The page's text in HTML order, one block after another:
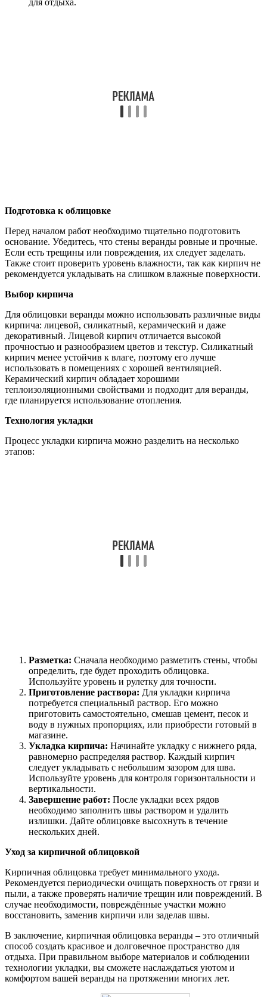
для отдыха.
Подготовка к облицовке
Перед началом работ необходимо тщательно подготовить
основание. Убедитесь, что стены веранды ровные и прочные.
Если есть трещины или повреждения, их следует заделать.
Также стоит проверить уровень влажности, так как кирпич не
рекомендуется укладывать на слишком влажные поверхности.
Выбор кирпича
Для облицовки веранды можно использовать различные виды
кирпича: лицевой, силикатный, керамический и даже
декоративный. Лицевой кирпич отличается высокой
прочностью и разнообразием цветов и текстур. Силикатный
кирпич менее устойчив к влаге, поэтому его лучше
использовать в помещениях с хорошей вентиляцией.
Керамический кирпич обладает хорошими
теплоизоляционными свойствами и подходит для веранды,
где планируется использование отопления.
Технология укладки
Процесс укладки кирпича можно разделить на несколько
этапов:
Разметка: Сначала необходимо разметить стены, чтобы
определить, где будет проходить облицовка.
Используйте уровень и рулетку для точности.
Приготовление раствора: Для укладки кирпича
потребуется специальный раствор. Его можно
приготовить самостоятельно, смешав цемент, песок и
воду в нужных пропорциях, или приобрести готовый в
магазине.
Укладка кирпича: Начинайте укладку с нижнего ряда,
равномерно распределяя раствор. Каждый кирпич
следует укладывать с небольшим зазором для шва.
Используйте уровень для контроля горизонтальности и
вертикальности.
Завершение работ: После укладки всех рядов
необходимо заполнить швы раствором и удалить
излишки. Дайте облицовке высохнуть в течение
нескольких дней.
Уход за кирпичной облицовкой
Кирпичная облицовка требует минимального ухода.
Рекомендуется периодически очищать поверхность от грязи и
пыли, а также проверять наличие трещин или повреждений. В
случае необходимости, повреждённые участки можно
восстановить, заменив кирпичи или заделав швы.
В заключение, кирпичная облицовка веранды – это отличный
способ создать красивое и долговечное пространство для
отдыха. При правильном выборе материалов и соблюдении
технологии укладки, вы сможете наслаждаться уютом и
комфортом вашей веранды на протяжении многих лет.